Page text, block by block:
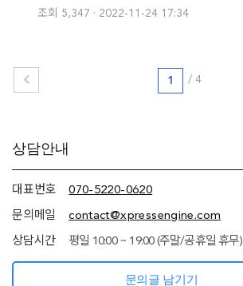
조회 5,347 2022-11-24 17:34
1 / 4
추가
정보
네임서버
정보)
상담안내
대표번호 070-5220-0620
문의메일 contact@xpressengine.com
상담시간 평일 10:00 ~ 19:00 (주말/공휴일 휴무)
문의글 남기기